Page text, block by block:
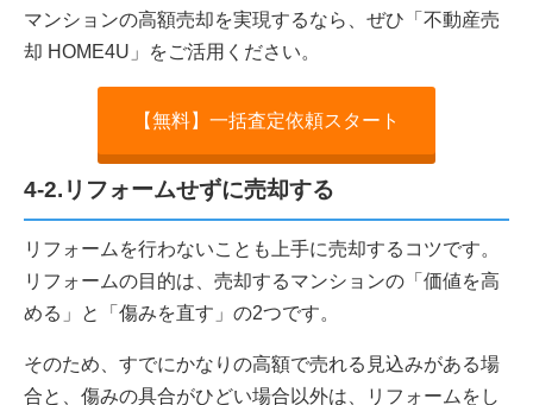
マンションの高額売却を実現するなら、ぜひ「不動産売
却 HOME4U」をご活用ください。
【無料】一括査定依頼スタート
4-2.リフォームせずに売却する
リフォームを行わないことも上手に売却するコツです。
リフォームの目的は、売却するマンションの「価値を高
める」と「傷みを直す」の2つです。
そのため、すでにかなりの高額で売れる見込みがある場
合と、傷みの具合がひどい場合以外は、リフォームをし